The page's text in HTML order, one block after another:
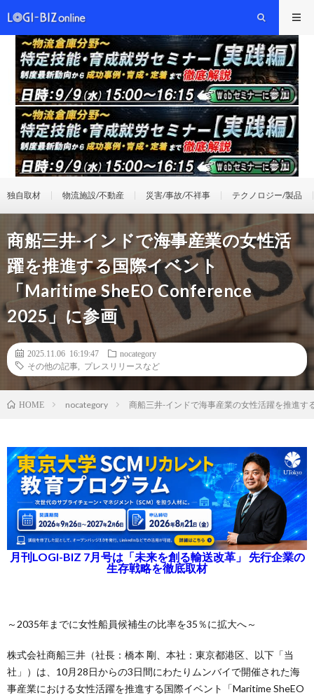
独自取材 物流施設/不動産 災害/事故/不祥事 テクノロジー/製品
商船三井-インドで海事産業の女性活
躍を推進する国際イベント
「Maritime SheEO Conference
2025」に参画
2025.11.06 16:19:47
nocategory
その他の記事
プレスリリースなど
HOME nocategory 商船三井-インドで海事産業の女性活躍を推進
月刊LOGI-BIZ 7月号は「未来を創る輸送改革」 先行企業の
生存戦略を徹底取材
～2035年までに女性船員候補生の比率を35％に拡大へ～
株式会社商船三井（社長：橋本 剛、本社：東京都港区、以下「当
社」）は、10月28日からの3日間にわたりムンバイで開催された海
事産業における女性活躍を推進する国際イベント「Maritime SheEO